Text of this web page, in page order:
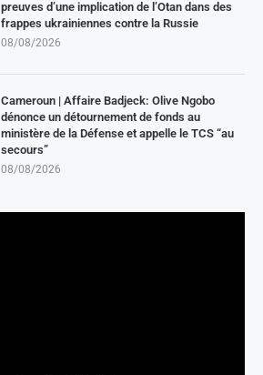
preuves d’une implication de l’Otan dans des
frappes ukrainiennes contre la Russie
08/08/2026
Cameroun | Affaire Badjeck: Olive Ngobo
dénonce un détournement de fonds au
ministère de la Défense et appelle le TCS “au
secours”
08/08/2026